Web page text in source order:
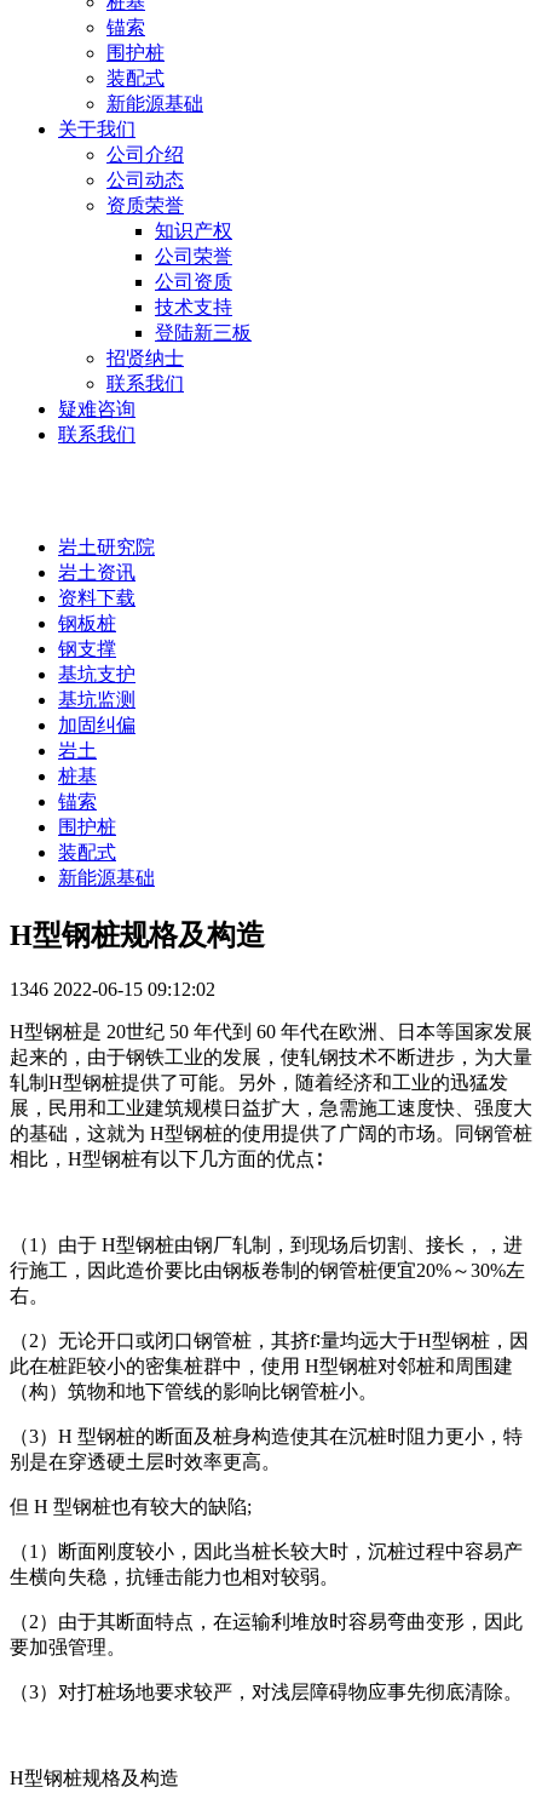
锚索
围护桩
装配式
新能源基础
关于我们
公司介绍
公司动态
资质荣誉
知识产权
公司荣誉
公司资质
技术支持
登陆新三板
招贤纳士
联系我们
疑难咨询
联系我们
岩土研究院
岩土资讯
资料下载
钢板桩
钢支撑
基坑支护
基坑监测
加固纠偏
岩土
桩基
锚索
围护桩
装配式
新能源基础
​H型钢桩规格及构造
1346 2022-06-15 09:12:02
H型钢桩是 20世纪 50 年代到 60 年代在欧洲、日本等国家发展
起来的，由于钢铁工业的发展，使轧钢技术不断进步，为大量
轧制H型钢桩提供了可能。另外，随着经济和工业的迅猛发
展，民用和工业建筑规模日益扩大，急需施工速度快、强度大
的基础，这就为 H型钢桩的使用提供了广阔的市场。同钢管桩
相比，H型钢桩有以下几方面的优点∶
（1）由于 H型钢桩由钢厂轧制，到现场后切割、接长，，进
行施工，因此造价要比由钢板卷制的钢管桩便宜20%～30%左
右。
（2）无论开口或闭口钢管桩，其挤f∶量均远大于H型钢桩，因
此在桩距较小的密集桩群中，使用 H型钢桩对邻桩和周围建
（构）筑物和地下管线的影响比钢管桩小。
（3）H 型钢桩的断面及桩身构造使其在沉桩时阻力更小，特
别是在穿透硬土层时效率更高。
但 H 型钢桩也有较大的缺陷;
（1）断面刚度较小，因此当桩长较大时，沉桩过程中容易产
生横向失稳，抗锤击能力也相对较弱。
（2）由于其断面特点，在运输利堆放时容易弯曲变形，因此
要加强管理。
（3）对打桩场地要求较严，对浅层障碍物应事先彻底清除。
H型钢桩规格及构造